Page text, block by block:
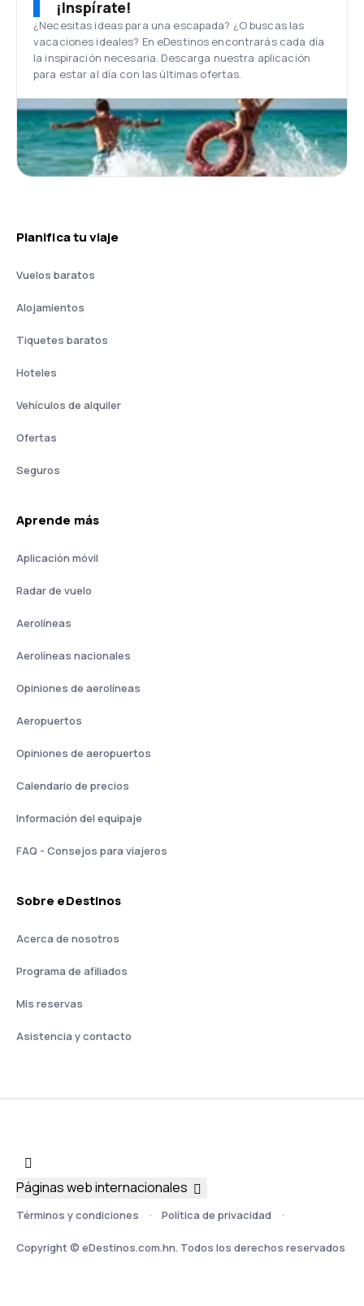
¡Inspírate!
¿Necesitas ideas para una escapada? ¿O buscas las
vacaciones ideales? En eDestinos encontrarás cada día
la inspiración necesaria. Descarga nuestra aplicación
para estar al día con las últimas ofertas.
Planifica tu viaje
Vuelos baratos
Alojamientos
Tiquetes baratos
Hoteles
Vehículos de alquiler
Ofertas
Seguros
Aprende más
Aplicación móvil
Radar de vuelo
Aerolíneas
Aerolíneas nacionales
Opiniones de aerolíneas
Aeropuertos
Opiniones de aeropuertos
Calendario de precios
Información del equipaje
FAQ - Consejos para viajeros
Sobre eDestinos
Acerca de nosotros
Programa de afiliados
Mis reservas
Asistencia y contacto
Términos y condiciones Política de privacidad
Copyright © eDestinos.com.hn. Todos los derechos reservados
Páginas web internacionales